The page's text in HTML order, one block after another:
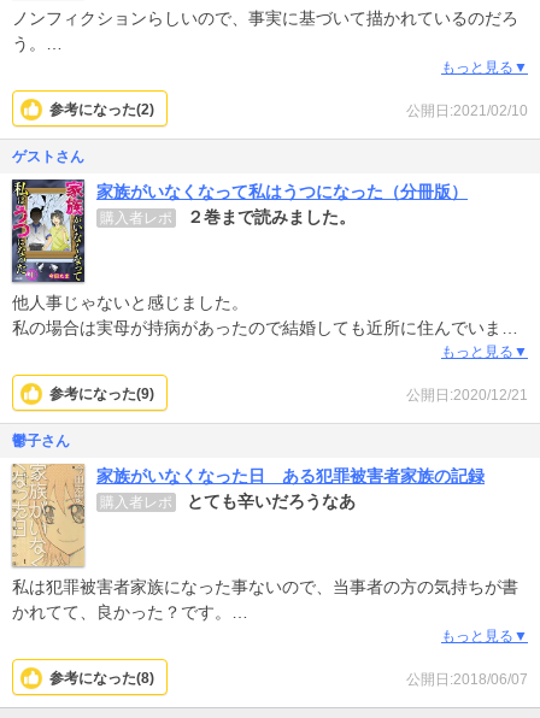
ノンフィクションらしいので、事実に基づいて描かれているのだろ
う。
ただお父さんを「父」と呼んでいるのに違和感があり、ストーリー
が頭に入ってこなかった。顔を白い布をかけた遺体を前に「父っ」
と泣きつく姿は漫画でもリアルでも滑稽かな…
もっと見る▼
公開日:2021/02/10
参考になった(2)
ゲストさん
家族がいなくなって私はうつになった（分冊版）
購入者レポ ２巻まで読みました。
他人事じゃないと感じました。
私の場合は実母が持病があったので結婚しても近所に住んでいまし
腰の軟骨骨折をきっかけに介助するようになりました。
精神的にキツくお父さんも私もイライラしていました。
私にとって母は何でも話せる存在でした。
まだまだ未熟な私です。
母が亡くなって１ヶ月頃に不安感と恐怖感で震えが止まりませんで
した。
パニック障害の様な症状が出始めたので心療内科を紹介されまし
た。
最初は神経症と診断されて現在は混合性不安抑うつ障害となりまし
た。
今まで出来た事が全く出来なくなりました。
環境は違えど自分の事を描かれている様な気がする作品です。
私は約２０年、心療内科に通院しています。
もっと見る▼
公開日:2020/12/21
参考になった(9)
鬱子さん
家族がいなくなった日 ある犯罪被害者家族の記録
購入者レポ とても辛いだろうなあ
私は犯罪被害者家族になった事ないので、当事者の方の気持ちが書
かれてて、良かった？です。
ただでさえ親が死ぬのは悲しいのに、殺されてしまうというのは本
当に本当に、辛いですよね。。
色々考えさせられる漫画でした。
もっと見る▼
公開日:2018/06/07
参考になった(8)